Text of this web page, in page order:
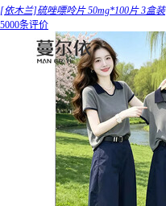
[依木兰]硫唑嘌呤片 50mg*100片 3盒装
5000条评价